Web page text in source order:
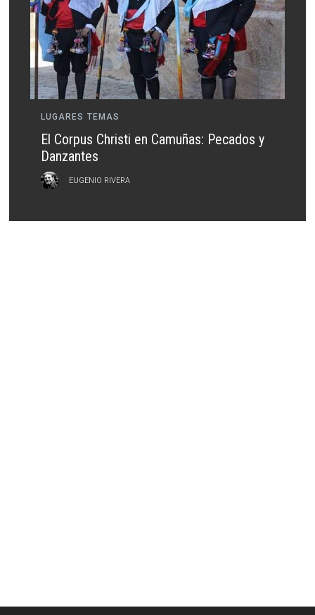
LUGARES TEMAS
El Corpus Christi en Camuñas: Pecados y
Danzantes
EUGENIO RIVERA